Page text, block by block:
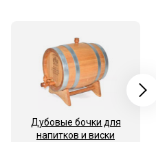
Дубовые бочки для
напитков и виски